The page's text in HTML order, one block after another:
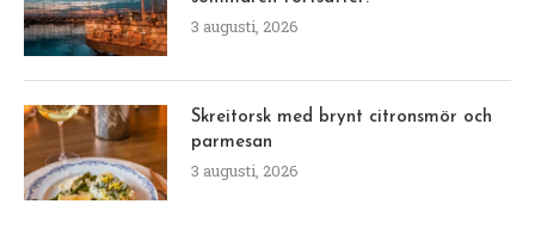
3 augusti, 2026
Skreitorsk med brynt citronsmör och
parmesan
3 augusti, 2026